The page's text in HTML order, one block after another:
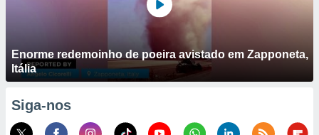
Enorme redemoinho de poeira avistado em Zapponeta,
Itália
Siga-nos